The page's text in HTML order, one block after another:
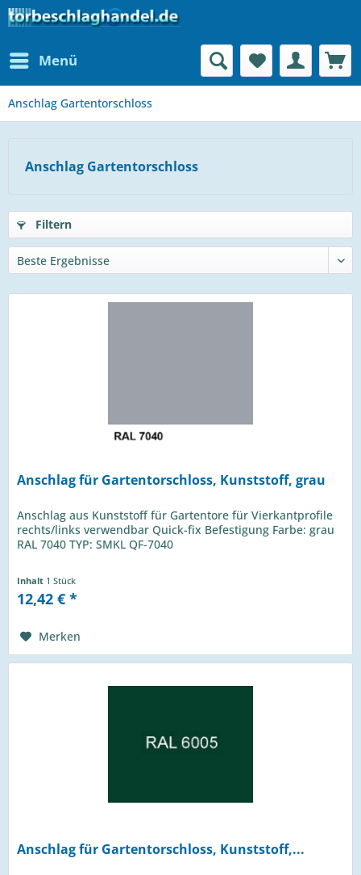
Menü
Anschlag Gartentorschloss
Anschlag Gartentorschloss
Filtern
Anschlag für Gartentorschloss, Kunststoff, grau
Anschlag aus Kunststoff für Gartentore für Vierkantprofile
rechts/links verwendbar Quick-fix Befestigung Farbe: grau
RAL 7040 TYP: SMKL QF-7040
Inhalt 1 Stück
12,42 € *
Merken
Anschlag für Gartentorschloss, Kunststoff,...